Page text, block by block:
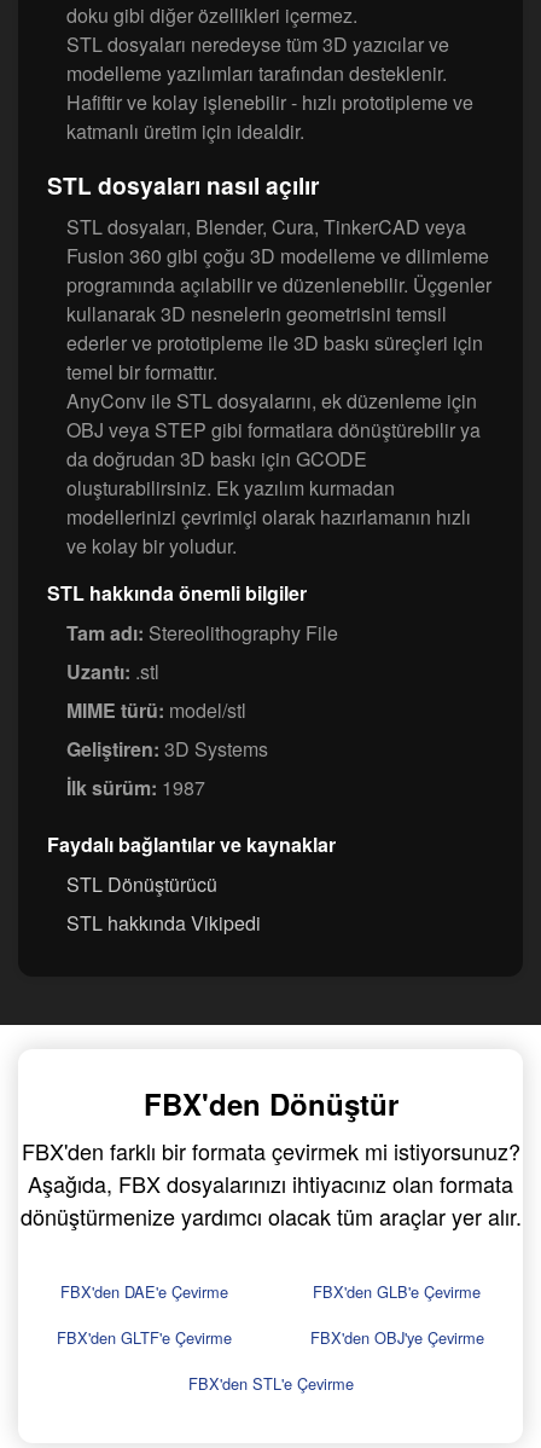
doku gibi diğer özellikleri içermez.
STL dosyaları neredeyse tüm 3D yazıcılar ve
modelleme yazılımları tarafından desteklenir.
Hafiftir ve kolay işlenebilir - hızlı prototipleme ve
katmanlı üretim için idealdir.
STL dosyaları nasıl açılır
STL dosyaları, Blender, Cura, TinkerCAD veya
Fusion 360 gibi çoğu 3D modelleme ve dilimleme
programında açılabilir ve düzenlenebilir. Üçgenler
kullanarak 3D nesnelerin geometrisini temsil
ederler ve prototipleme ile 3D baskı süreçleri için
temel bir formattır.
AnyConv ile STL dosyalarını, ek düzenleme için
OBJ veya STEP gibi formatlara dönüştürebilir ya
da doğrudan 3D baskı için GCODE
oluşturabilirsiniz. Ek yazılım kurmadan
modellerinizi çevrimiçi olarak hazırlamanın hızlı
ve kolay bir yoludur.
STL hakkında önemli bilgiler
Tam adı: Stereolithography File
Uzantı: .stl
MIME türü: model/stl
Geliştiren: 3D Systems
İlk sürüm: 1987
Faydalı bağlantılar ve kaynaklar
STL Dönüştürücü
STL hakkında Vikipedi
FBX'den Dönüştür
FBX'den farklı bir formata çevirmek mi istiyorsunuz?
Aşağıda, FBX dosyalarınızı ihtiyacınız olan formata
dönüştürmenize yardımcı olacak tüm araçlar yer alır.
FBX'den DAE'e Çevirme
FBX'den GLB'e Çevirme
FBX'den GLTF'e Çevirme
FBX'den OBJ'ye Çevirme
FBX'den STL'e Çevirme